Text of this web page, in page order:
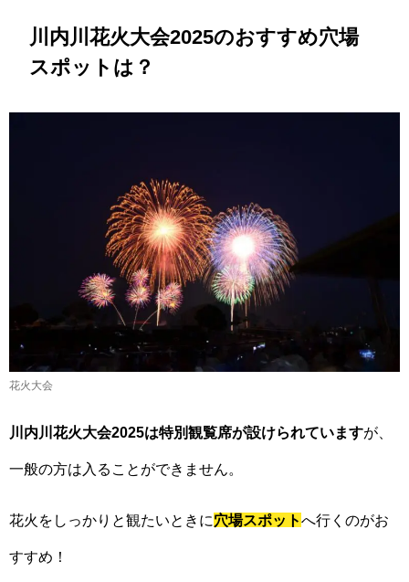
川内川花火大会2025のおすすめ穴場
スポットは？
花火大会
川内川花火大会2025は特別観覧席が設けられていますが、
一般の方は入ることができません。
花火をしっかりと観たいときに穴場スポットへ行くのがお
すすめ！